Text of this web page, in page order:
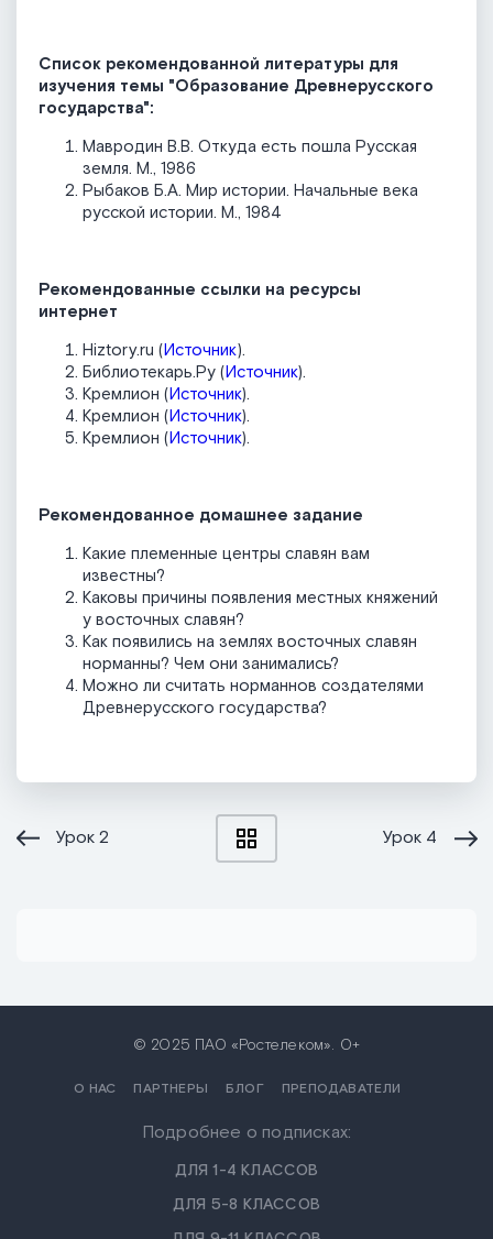
Список рекомендованной литературы для
изучения темы "Образование Древнерусского
государства":
Мавродин В.В. Откуда есть пошла Русская
земля. М., 1986
Рыбаков Б.А. Мир истории. Начальные века
русской истории. М., 1984
Рекомендованные ссылки на ресурсы
интернет
Hiztory.ru (Источник).
Библиотекарь.Ру (Источник).
Кремлион (Источник).
Кремлион (Источник).
Кремлион (Источник).
Рекомендованное домашнее задание
Какие племенные центры славян вам
известны?
Каковы причины появления местных княжений
у восточных славян?
Как появились на землях восточных славян
норманны? Чем они занимались?
Можно ли считать норманнов создателями
Древнерусского государства?
Урок2 Урок 4
© 2025 ПАО «Ростелеком». 0+
О НАС ПАРТНЕРЫ БЛОГ ПРЕПОДАВАТЕЛИ
Подробнее о подписках:
ДЛЯ 1-4 КЛАССОВ
ДЛЯ 5-8 КЛАССОВ